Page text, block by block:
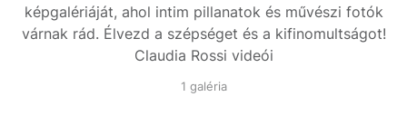
képgalériáját, ahol intim pillanatok és művészi fotók
várnak rád. Élvezd a szépséget és a kifinomultságot!
Claudia Rossi videói
1 galéria